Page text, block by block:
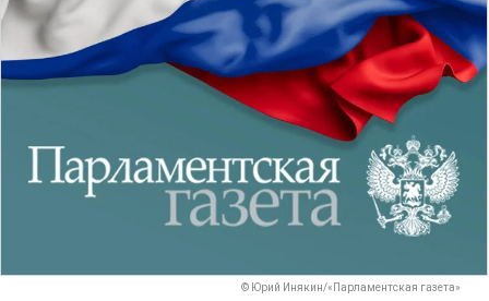
© Юрий Инякин/«Парламентская газета»